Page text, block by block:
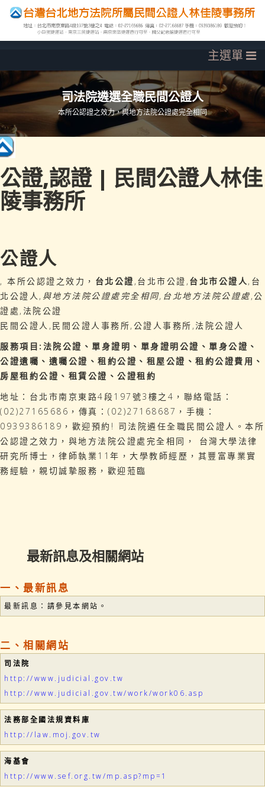
司法院遴選全職民間公證人
本所公認證之效力，與地方法院公證處完全相同
公證,認證 | 民間公證人林佳
陵事務所
公證人
, 本所公認證之效力， 台北公證 ,台北市公證, 台北市公證人,台
北公證人, 與地方法院公證處完全相同,台北地方法院公證處,公
證處,法院公證
民間公證人,民間公證人事務所,公證人事務所,法院公證人
服務項目:法院公證、單身證明、單身證明公證、單身公證、
公證遺囑、遺囑公證、租約公證、租屋公證、租約公證費用、
房屋租約公證、租賃公證、公證租約
地址：台北市南京東路4段197號3樓之4，聯絡電話：
(02)27165686，傳真：(02)27168687，手機：
0939386189，歡迎預約! 司法院遴任全職民間公證人。本所
公認證之效力，與地方法院公證處完全相同， 台灣大學法律
研究所博士，律師執業11年，大學教師經歷，其豐富專業實
務經驗，親切誠摯服務，歡迎蒞臨
最新訊息及相關網站
一、最新訊息
最新訊息：請參見本網站。
二、相關網站
司法院
http://www.judicial.gov.tw
http://www.judicial.gov.tw/work/work06.asp
法務部全國法規資料庫
http://law.moj.gov.tw
海基會
http://www.sef.org.tw/mp.asp?mp=1